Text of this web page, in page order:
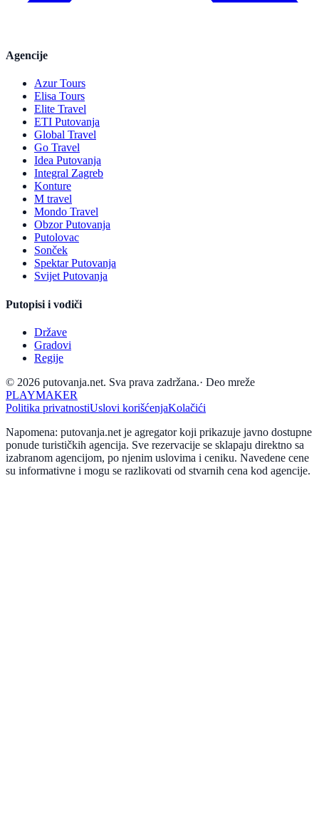
Agencije
Azur Tours
Elisa Tours
Elite Travel
ETI Putovanja
Global Travel
Go Travel
Idea Putovanja
Integral Zagreb
Konture
M travel
Mondo Travel
Obzor Putovanja
Putolovac
Sonček
Spektar Putovanja
Svijet Putovanja
Putopisi i vodiči
Države
Gradovi
Regije
© 2026 putovanja.net. Sva prava zadržana.· Deo mreže
PLAYMAKER
Politika privatnostiUslovi korišćenjaKolačići
Napomena: putovanja.net je agregator koji prikazuje javno dostupne
ponude turističkih agencija. Sve rezervacije se sklapaju direktno sa
izabranom agencijom, po njenim uslovima i ceniku. Navedene cene
su informativne i mogu se razlikovati od stvarnih cena kod agencije.